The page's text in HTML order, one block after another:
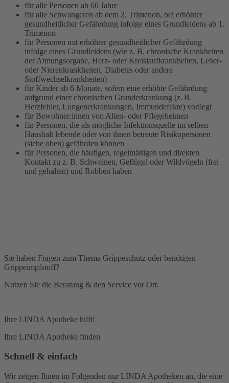
für alle Personen ab 60 Jahre
für alle Schwangeren ab dem 2. Trimenon, bei erhöhter
gesundheitlicher Gefährdung infolge eines Grundleidens ab 1.
Trimenon
für Personen mit erhöhter gesundheitlicher Gefährdung
infolge eines Grundleidens (wie z. B. chronische Krankheiten
der Atmungsorgane, Herz- oder Kreislaufkrankheiten, Leber-
oder Nierenkrankheiten, Diabetes oder andere
Stoffwechselkrankheiten)
für Kinder ab 6 Monate, sofern eine erhöhte Gefährdung
aufgrund einer chronischen Grunderkrankung (z. B.
Herzfehler, Lungenerkrankungen, Immundefekte) vorliegt
für Bewohner:innen von Alten- oder Pflegeheimen
für Personen, die als mögliche Infektionsquelle im selben
Haushalt lebende oder von ihnen betreute Risikopersonen
(siehe oben) gefährden können
für Personen, die häufigen, regelmäßigen und direkten
Kontakt zu z. B. Schweinen, Geflügel oder Wildvögeln (frei
und gehalten) und Robben haben
Sie haben Fragen zum Thema Grippeschutz oder benötigen
Grippeimpfstoff?
Nutzen Sie die Beratung & den Service vor Ort.
Ihre LINDA Apotheke hilft!
Ihre LINDA Apotheke finden
Schnell & einfach
Wir zeigen Ihnen im Folgenden nur LINDA Apotheken an, die eine